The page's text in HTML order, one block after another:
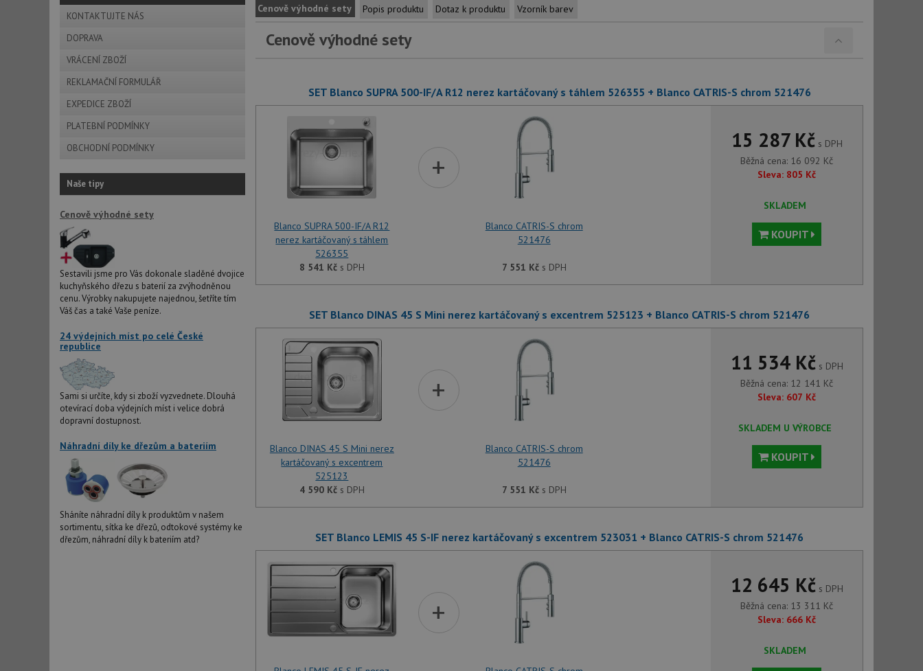
KONTAKTUJTE NÁS
DOPRAVA
VRÁCENÍ ZBOŽÍ
REKLAMAČNÍ FORMULÁŘ
EXPEDICE ZBOŽÍ
PLATEBNÍ PODMÍNKY
OBCHODNÍ PODMÍNKY
Naše tipy
Cenově výhodné sety
Sestavili jsme pro Vás dokonale sladěné dvojice
kuchyňského dřezu s baterií za zvýhodněnou
cenu. Výrobky nakupujete najednou, šetříte tím
Váš čas a také Vaše peníze.
24 výdejních míst po celé České
republice
Sami si určíte, kdy si zboží vyzvednete. Dlouhá
otevírací doba výdejních míst i velice dobrá
dopravní dostupnost.
Náhradní díly ke dřezům a bateriím
Sháníte náhradní díly k produktům v našem
sortimentu, sítka ke dřezů, odtokové systémy ke
dřezům, náhradní díly k bateriím atd?
Cenově výhodné sety Popis produktu Dotaz k produktu Vzorník barev
Cenově výhodné sety
SET Blanco SUPRA 500-IF/A R12 nerez kartáčovaný s táhlem 526355 + Blanco CATRIS-S chrom 521476
Blanco SUPRA 500-IF/A R12
nerez kartáčovaný s táhlem
526355
8 541 Kčs DPH
+
Blanco CATRIS-S chrom
521476
7 551 Kčs DPH
15 287 Kčs DPH
Běžná cena: 16 092 Kč
Sleva: 805 Kč
SKLADEM
KOUPIT
SET Blanco DINAS 45 S Mini nerez kartáčovaný s excentrem 525123 + Blanco CATRIS-S chrom 521476
Blanco DINAS 45 S Mini nerez
kartáčovaný s excentrem
525123
4 590 Kčs DPH
+
Blanco CATRIS-S chrom
521476
7 551 Kčs DPH
11 534 Kčs DPH
Běžná cena: 12 141 Kč
Sleva: 607 Kč
SKLADEM U VÝROBCE
KOUPIT
SET Blanco LEMIS 45 S-IF nerez kartáčovaný s excentrem 523031 + Blanco CATRIS-S chrom 521476
+
12 645 Kčs DPH
Běžná cena: 13 311 Kč
Sleva: 666 Kč
SKLADEM